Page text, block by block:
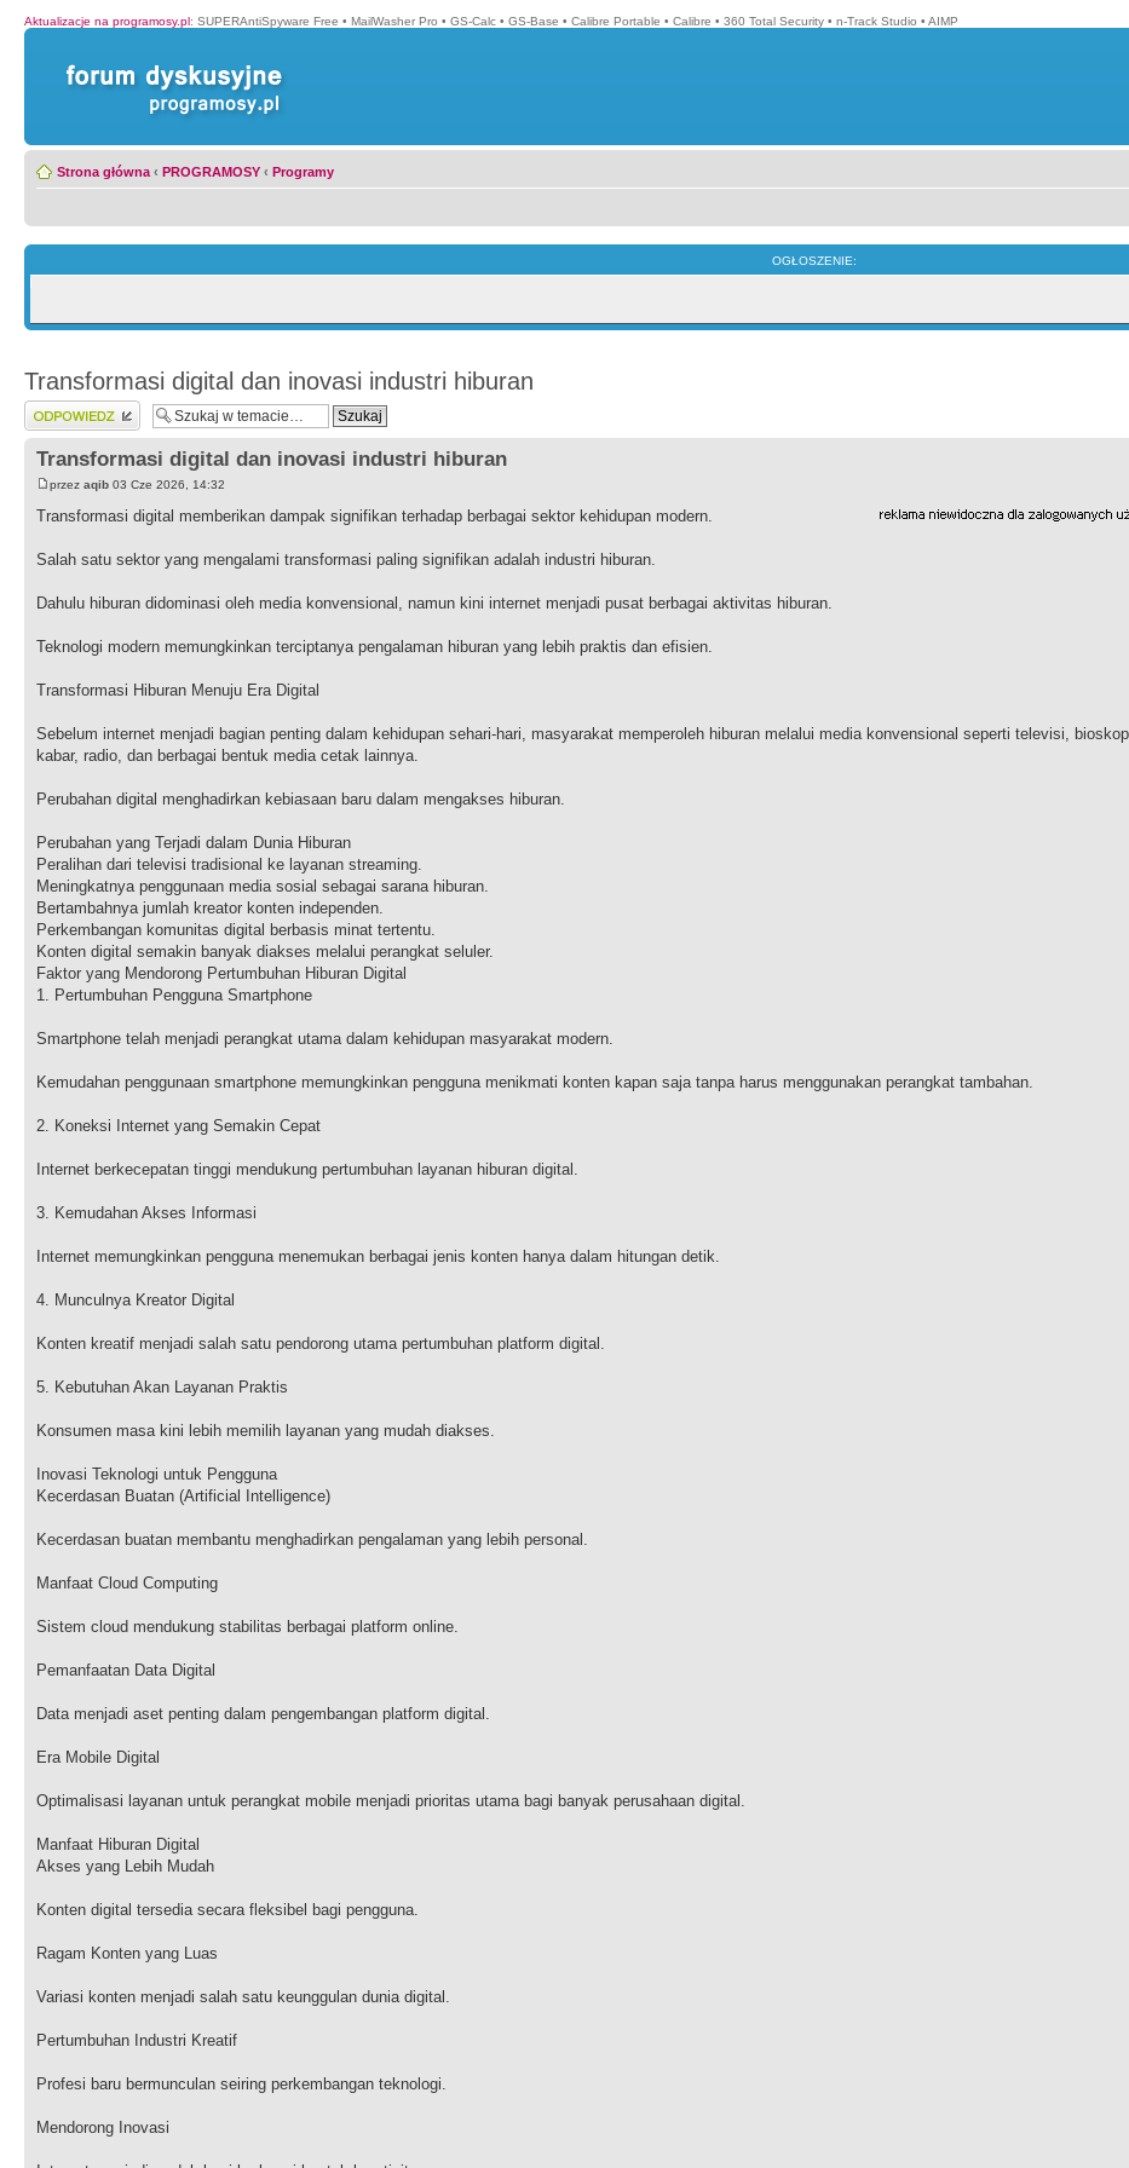
Aktualizacje na programosy.pl: SUPERAntiSpyware Free • MailWasher Pro • GS-Calc • GS-Base • Calibre Portable • Calibre • 360 Total Security • n-Track Studio • AIMP
Strona główna ‹ PROGRAMOSY ‹ Programy
OGŁOSZENIE:
Transformasi digital dan inovasi industri hiburan
Wyślij odpowiedź
Transformasi digital dan inovasi industri hiburan
przez aqib 03 Cze 2026, 14:32
Transformasi digital memberikan dampak signifikan terhadap berbagai sektor kehidupan modern.
Salah satu sektor yang mengalami transformasi paling signifikan adalah industri hiburan.
Dahulu hiburan didominasi oleh media konvensional, namun kini internet menjadi pusat berbagai aktivitas hiburan.
Teknologi modern memungkinkan terciptanya pengalaman hiburan yang lebih praktis dan efisien.
Transformasi Hiburan Menuju Era Digital
Sebelum internet menjadi bagian penting dalam kehidupan sehari-hari, masyarakat memperoleh hiburan melalui media konvensional seperti televisi,
kabar, radio, dan berbagai bentuk media cetak lainnya.
Perubahan digital menghadirkan kebiasaan baru dalam mengakses hiburan.
Perubahan yang Terjadi dalam Dunia Hiburan
Peralihan dari televisi tradisional ke layanan streaming.
Meningkatnya penggunaan media sosial sebagai sarana hiburan.
Bertambahnya jumlah kreator konten independen.
Perkembangan komunitas digital berbasis minat tertentu.
Konten digital semakin banyak diakses melalui perangkat seluler.
Faktor yang Mendorong Pertumbuhan Hiburan Digital
1. Pertumbuhan Pengguna Smartphone
Smartphone telah menjadi perangkat utama dalam kehidupan masyarakat modern.
Kemudahan penggunaan smartphone memungkinkan pengguna menikmati konten kapan saja tanpa harus menggunakan perangkat tambahan.
2. Koneksi Internet yang Semakin Cepat
Internet berkecepatan tinggi mendukung pertumbuhan layanan hiburan digital.
3. Kemudahan Akses Informasi
Internet memungkinkan pengguna menemukan berbagai jenis konten hanya dalam hitungan detik.
4. Munculnya Kreator Digital
Konten kreatif menjadi salah satu pendorong utama pertumbuhan platform digital.
5. Kebutuhan Akan Layanan Praktis
Konsumen masa kini lebih memilih layanan yang mudah diakses.
Inovasi Teknologi untuk Pengguna
Kecerdasan Buatan (Artificial Intelligence)
Kecerdasan buatan membantu menghadirkan pengalaman yang lebih personal.
Manfaat Cloud Computing
Sistem cloud mendukung stabilitas berbagai platform online.
Pemanfaatan Data Digital
Data menjadi aset penting dalam pengembangan platform digital.
Era Mobile Digital
Optimalisasi layanan untuk perangkat mobile menjadi prioritas utama bagi banyak perusahaan digital.
Manfaat Hiburan Digital
Akses yang Lebih Mudah
Konten digital tersedia secara fleksibel bagi pengguna.
Ragam Konten yang Luas
Variasi konten menjadi salah satu keunggulan dunia digital.
Pertumbuhan Industri Kreatif
Profesi baru bermunculan seiring perkembangan teknologi.
Mendorong Inovasi